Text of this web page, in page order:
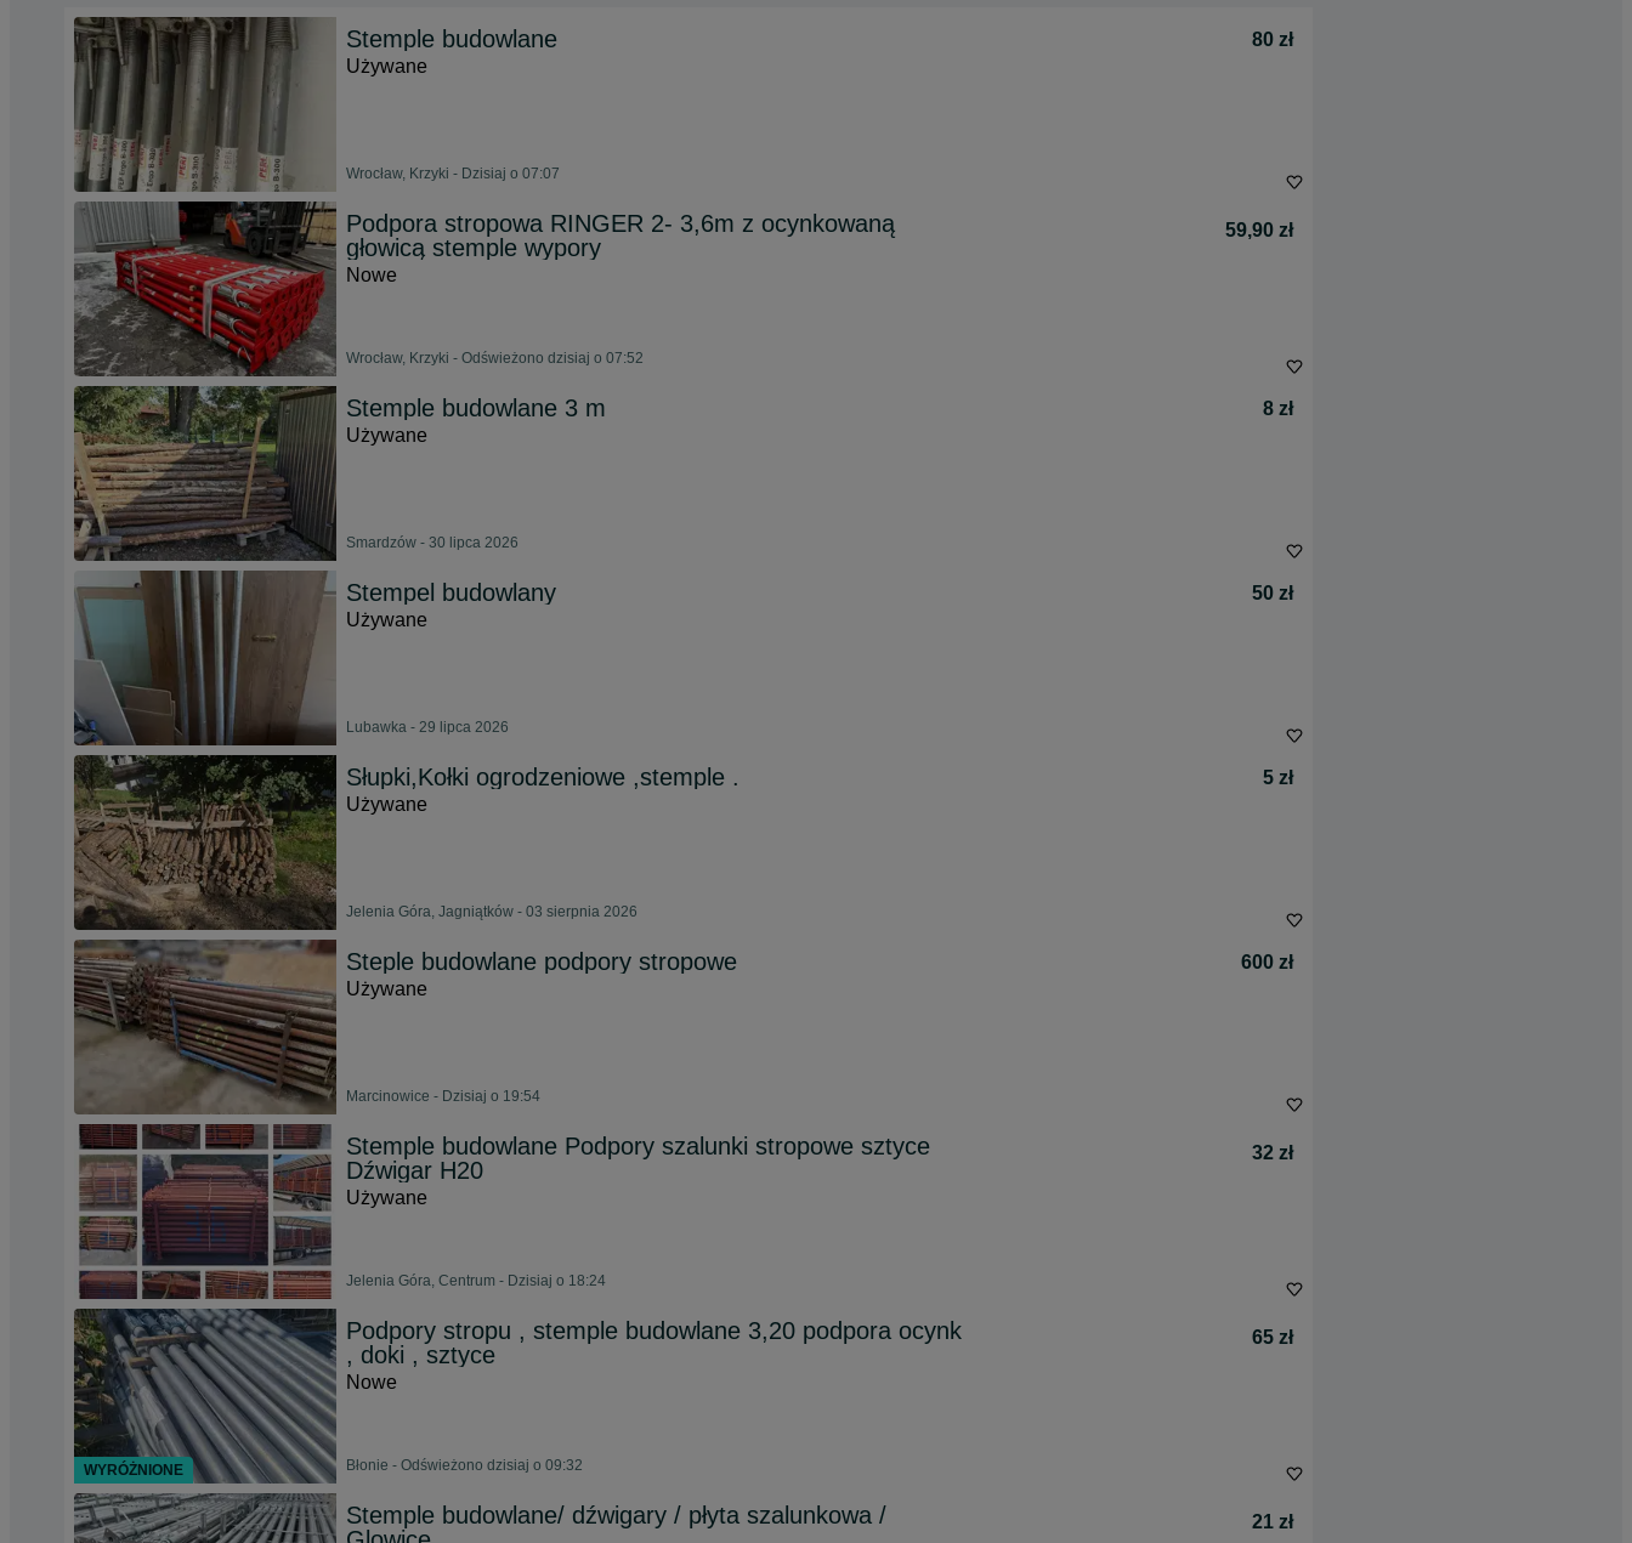
Stemple budowlane
80 zł
Używane
Wrocław, Krzyki - Dzisiaj o 07:07
Podpora stropowa RINGER 2- 3,6m z ocynkowaną
głowicą stemple wypory
59,90 zł
Nowe
Wrocław, Krzyki - Odświeżono dzisiaj o 07:52
Stemple budowlane 3 m
8 zł
Używane
Smardzów - 30 lipca 2026
Stempel budowlany
50 zł
Używane
Lubawka - 29 lipca 2026
Słupki,Kołki ogrodzeniowe ,stemple .
5 zł
Używane
Jelenia Góra, Jagniątków - 03 sierpnia 2026
Steple budowlane podpory stropowe
600 zł
Używane
Marcinowice - Dzisiaj o 19:54
Stemple budowlane Podpory szalunki stropowe sztyce
Dźwigar H20
32 zł
Używane
Jelenia Góra, Centrum - Dzisiaj o 18:24
Podpory stropu , stemple budowlane 3,20 podpora ocynk
, doki , sztyce
65 zł
Nowe
Błonie - Odświeżono dzisiaj o 09:32
Stemple budowlane/ dźwigary / płyta szalunkowa /
21 zł
WYRÓŻNIONE